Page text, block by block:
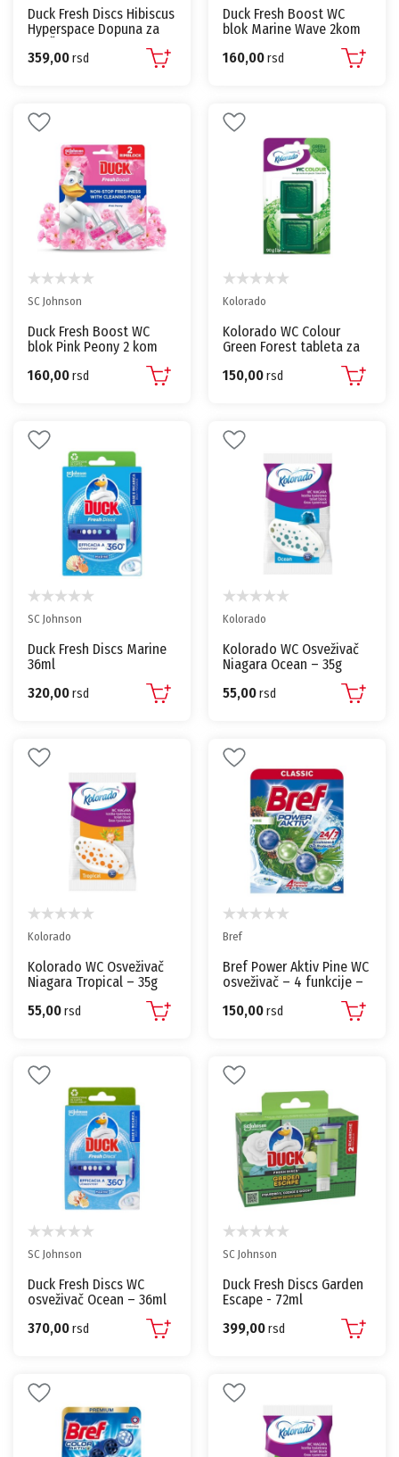
Duck Fresh Discs Hibiscus
Hyperspace Dopuna za
Osveživač Protiv
359,00rsd
Duck Fresh Boost WC
blok Marine Wave 2kom
160,00rsd
SC Johnson
Duck Fresh Boost WC
blok Pink Peony 2 kom
160,00rsd
Kolorado
Kolorado WC Colour
Green Forest tableta za
vodokotlić – 2x45g – do
4 nedelje svežine
150,00rsd
SC Johnson
Duck Fresh Discs Marine
36ml
320,00rsd
Kolorado
Kolorado WC Osveživač
Niagara Ocean – 35g
55,00rsd
Kolorado
Kolorado WC Osveživač
Niagara Tropical – 35g
55,00rsd
Bref
Bref Power Aktiv Pine WC
osveživač – 4 funkcije –
150,00rsd
SC Johnson
Duck Fresh Discs WC
osveživač Ocean – 36ml
370,00rsd
SC Johnson
Duck Fresh Discs Garden
Escape - 72ml
399,00rsd